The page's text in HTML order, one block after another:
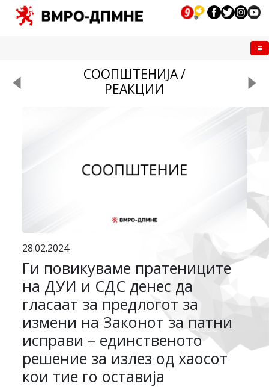
СООПШТЕНИЈА /
РЕАКЦИИ
28.02.2024
Ги повикуваме пратениците
на ДУИ и СДС денес да
гласаат за предлогот за
измени на Законот за патни
исправи – единственото
решение за излез од хаосот
кои тие го оставија